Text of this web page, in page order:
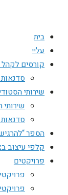
בית
עליי
קורסים
שירותי
שירותי
הספר
קלפי עיצוב
פרויקטים